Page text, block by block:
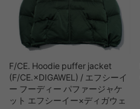
F/CE. Hoodie puffer jacket
(F/CE.×DIGAWEL) / エフシーイ
ー フーディー パファージャケ
ット エフシーイー×ディガウェ